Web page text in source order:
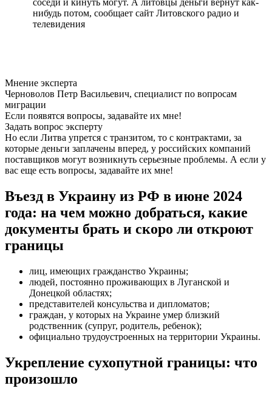
соседи и кинуть могут. А литовцы деньги вернут как-
нибудь потом, сообщает сайт Литовского радио и
телевидения
Мнение эксперта
Черноволов Петр Васильевич, специалист по вопросам
миграции
Если появятся вопросы, задавайте их мне!
Задать вопрос эксперту
Но если Литва упрется с транзитом, то с контрактами, за
которые деньги заплачены вперед, у российских компаний
поставщиков могут возникнуть серьезные проблемы. А если у
вас еще есть вопросы, задавайте их мне!
Въезд в Украину из РФ в июне 2024
года: на чем можно добраться, какие
документы брать и скоро ли откроют
границы
лиц, имеющих гражданство Украины;
людей, постоянно проживающих в Луганской и
Донецкой областях;
представителей консульства и дипломатов;
граждан, у которых на Украине умер близкий
родственник (супруг, родитель, ребенок);
официально трудоустроенных на территории Украины.
Укрепление сухопутной границы: что
произошло